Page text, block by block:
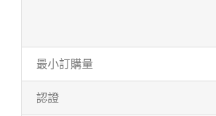
最小訂購量
認證